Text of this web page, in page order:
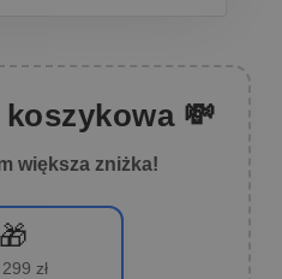
💸
większa zniżka!
🎁
zł